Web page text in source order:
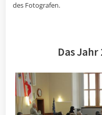
des Fotografen.
Das